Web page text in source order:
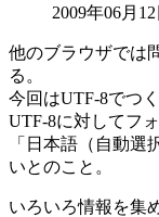
2009年06月12
他のブラウザでは
る。
今回はUTF-8でつ
UTF-8に対してフ
「日本語（自動選
いとのこと。
いろいろ情報を集